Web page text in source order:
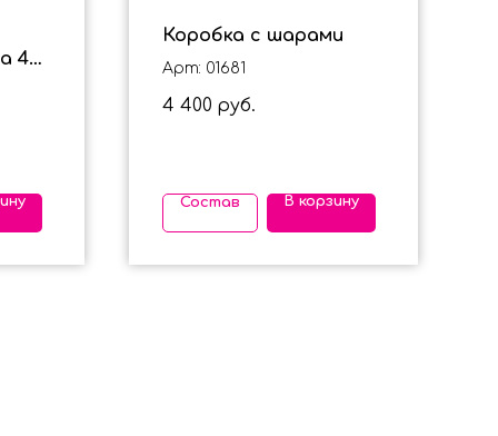
4
Коробка с шарами
Арт: 01681
4 400 руб.
Состав В корзину